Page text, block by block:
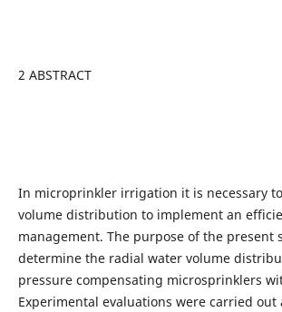
2 ABSTRACT
In microprinkler irrigation it is necessary
volume distribution to implement an
management. The purpose of the present
determine the radial water volume
pressure compensating microsprinklers
Experimental evaluations were carried